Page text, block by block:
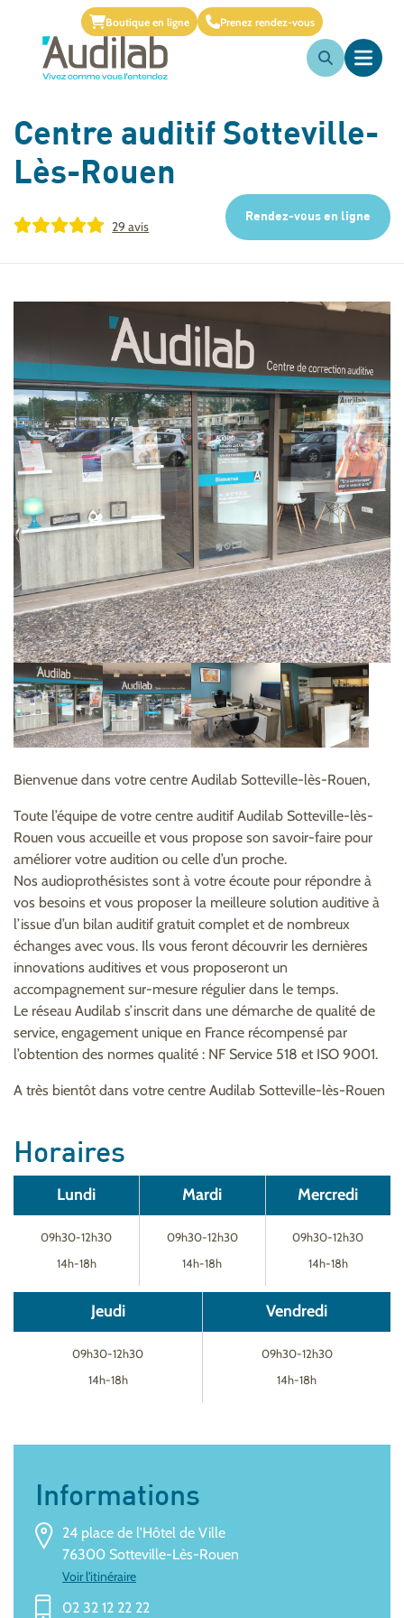
Boutique en ligne Prenez rendez-vous
Centre auditif Sotteville-
Lès-Rouen
29 avis
Rendez-vous en ligne
Informations
24 place de l'Hôtel de Ville
76300 Sotteville-Lès-Rouen
Voir l'itinéraire
02 32 12 22 22
Bienvenue dans votre centre Audilab Sotteville-lès-Rouen,
Toute l’équipe de votre centre auditif Audilab Sotteville-lès-
Rouen vous accueille et vous propose son savoir-faire pour
améliorer votre audition ou celle d’un proche.
Nos audioprothésistes sont à votre écoute pour répondre à
vos besoins et vous proposer la meilleure solution auditive à
l’issue d’un bilan auditif gratuit complet et de nombreux
échanges avec vous. Ils vous feront découvrir les dernières
innovations auditives et vous proposeront un
accompagnement sur-mesure régulier dans le temps.
Le réseau Audilab s’inscrit dans une démarche de qualité de
service, engagement unique en France récompensé par
l’obtention des normes qualité : NF Service 518 et ISO 9001.
A très bientôt dans votre centre Audilab Sotteville-lès-Rouen
Horaires
Lundi
09h30-12h30
14h-18h
Mardi
09h30-12h30
14h-18h
Mercredi
09h30-12h30
14h-18h
Jeudi
09h30-12h30
14h-18h
Vendredi
09h30-12h30
14h-18h